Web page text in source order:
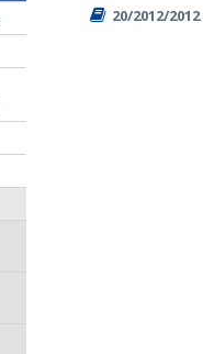
20/2012/2012